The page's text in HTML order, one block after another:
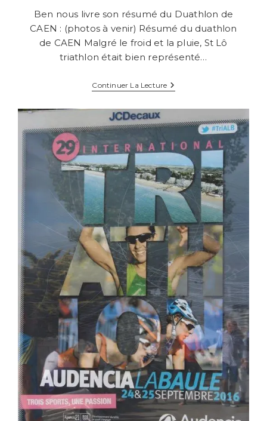
publication :
Ben nous livre son résumé du Duathlon de
CAEN : (photos à venir) Résumé du duathlon
de CAEN Malgré le froid et la pluie, St Lô
triathlon était bien représenté…
Continuer La LectureDuathlon
De